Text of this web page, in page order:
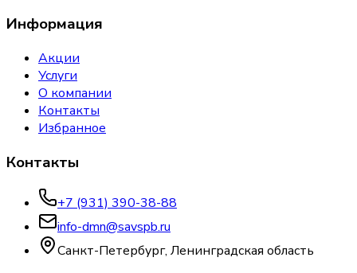
Информация
Акции
Услуги
О компании
Контакты
Избранное
Контакты
+7 (931) 390-38-88
info-dmn@savspb.ru
Санкт-Петербург, Ленинградская область